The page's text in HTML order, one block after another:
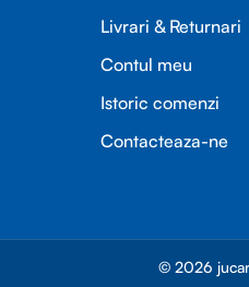
Livrari & Returnari
Contul meu
Istoric comenzi
Contacteaza-ne
© 2026